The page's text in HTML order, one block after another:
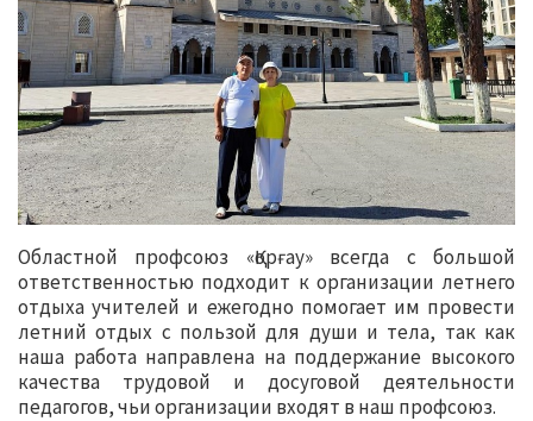
Областной профсоюз «Қорғау» всегда с большой
ответственностью подходит к организации летнего
отдыха учителей и ежегодно помогает им провести
летний отдых с пользой для души и тела, так как
наша работа направлена на поддержание высокого
качества трудовой и досуговой деятельности
педагогов, чьи организации входят в наш профсоюз.